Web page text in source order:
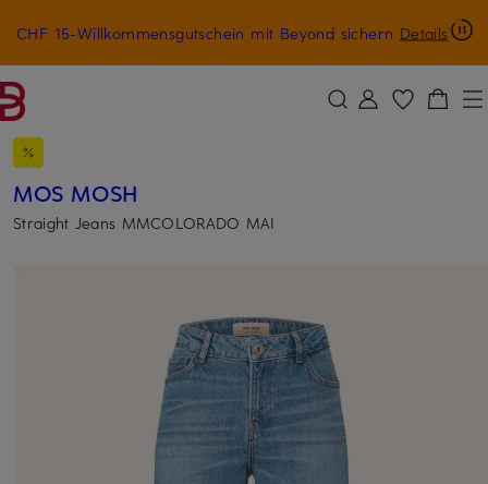
ZUM HAUPTINHALT ÜBERSPRINGEN ZUM SUCHFELD ÜBERSPRINGEN
CHF 15-Willkommensgutschein mit Beyond sichern Details
MOS MOSH
Straight Jeans MMCOLORADO MAI